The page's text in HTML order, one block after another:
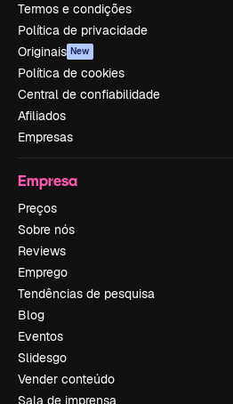
Termos e condições
Política de privacidade
Originais New
Política de cookies
Central de confiabilidade
Afiliados
Empresas
Empresa
Preços
Sobre nós
Reviews
Emprego
Tendências de pesquisa
Blog
Eventos
Slidesgo
Vender conteúdo
Sala de imprensa